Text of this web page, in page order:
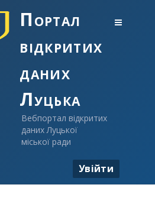
Портал
відкритих
даних
Луцька
Вебпортал відкритих
даних Луцької
міської ради
Увійти